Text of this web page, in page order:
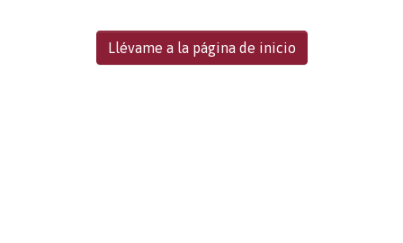
Llévame a la página de inicio